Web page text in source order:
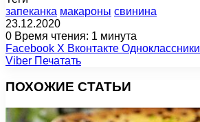
запеканка макароны свинина
23.12.2020
0 Время чтения: 1 минута
Facebook X Вконтакте Одноклассники
Viber Печатать
ПОХОЖИЕ СТАТЬИ